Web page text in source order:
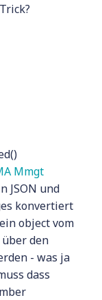
Mmgt
JSON und
konvertiert
object vom
den
- was ja
dass